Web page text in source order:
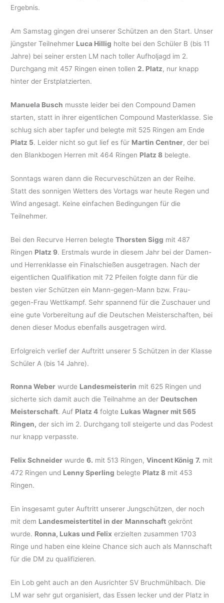
Ergebnis.
Am Samstag gingen drei unserer Schützen an den Start. Unser
jüngster Teilnehmer Luca Hillig holte bei den Schüler B (bis 11
Jahre) bei seiner ersten LM nach toller Aufholjagd im 2.
Durchgang mit 457 Ringen einen tollen 2. Platz, nur knapp
hinter der Erstplatzierten.
Manuela Busch musste leider bei den Compound Damen
starten, statt in ihrer eigentlichen Compound Masterklasse. Sie
schlug sich aber tapfer und belegte mit 525 Ringen am Ende
Platz 5. Leider nicht so gut lief es für Martin Centner, der bei
den Blankbogen Herren mit 464 Ringen Platz 8 belegte.
Sonntags waren dann die Recurveschützen an der Reihe.
Statt des sonnigen Wetters des Vortags war heute Regen und
Wind angesagt. Keine einfachen Bedingungen für die
Teilnehmer.
Bei den Recurve Herren belegteThorsten Sigg mit 487
Ringen Platz 9. Erstmals wurde in diesem Jahr bei der Damen-
und Herrenklasse ein Finalschießen ausgetragen. Nach der
eigentlichen Qualifikation mit 72 Pfeilen folgte dann für die
besten vier Schützen ein Mann-gegen-Mann bzw. Frau-
gegen-Frau Wettkampf. Sehr spannend für die Zuschauer und
eine gute Vorbereitung auf die Deutschen Meisterschaften, bei
denen dieser Modus ebenfalls ausgetragen wird.
Erfolgreich verlief der Auftritt unserer 5 Schützen in der Klasse
Schüler A (bis 14 Jahre).
Ronna Weber wurde Landesmeisterin mit 625 Ringen und
sicherte sich damit auch die Teilnahme an der Deutschen
Meisterschaft. Auf Platz 4 folgte Lukas Wagner mit 565
Ringen, der sich im 2. Durchgang toll steigerte und das Podest
nur knapp verpasste.
Felix Schneider wurde6. mit 513 Ringen,Vincent König 7. mit
472 Ringen und Lenny Sperling belegte Platz 8 mit 453
Ringen.
Ein insgesamt guter Auftritt unserer Jungschützen, der noch
mit dem Landesmeistertitel in der Mannschaft gekrönt
wurde. Ronna, Lukas und Felix erzielten zusammen 1703
Ringe und haben eine kleine Chance sich auch als Mannschaft
für die DM zu qualifizieren.
Ein Lob geht auch an den Ausrichter SV Bruchmühlbach. Die
LM war sehr gut organisiert, das Essen lecker und der Platz in